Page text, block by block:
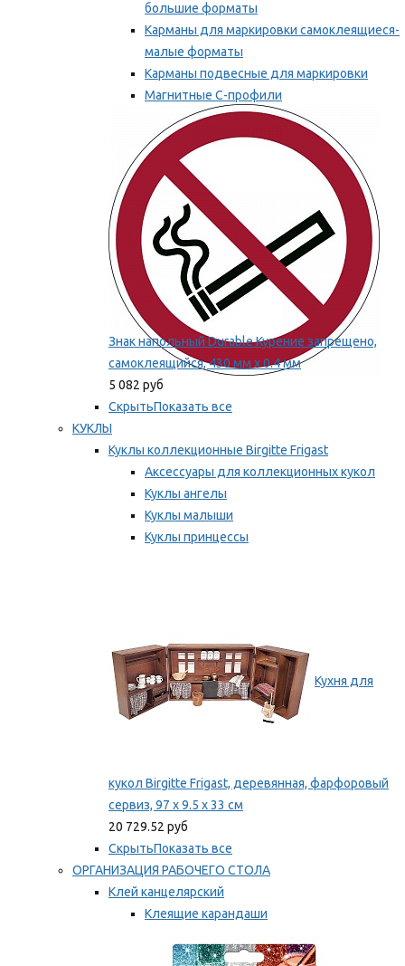
большие форматы
Карманы для маркировки самоклеящиеся-
малые форматы
Карманы подвесные для маркировки
Магнитные С-профили
Напольная маркировка
Мы рекомендуем
Знак напольный Durable Курение запрещено,
самоклеящийся, 430 мм х 0.4 мм
5 082 руб
СкрытьПоказать все
КУКЛЫ
Куклы коллекционные Birgitte Frigast
Аксессуары для коллекционных кукол
Куклы ангелы
Куклы малыши
Куклы принцессы
Кухня для
кукол Birgitte Frigast, деревянная, фарфоровый
сервиз, 97 x 9.5 x 33 см
20 729.52 руб
СкрытьПоказать все
ОРГАНИЗАЦИЯ РАБОЧЕГО СТОЛА
Клей канцелярский
Клеящие карандаши
Мы рекомендуем